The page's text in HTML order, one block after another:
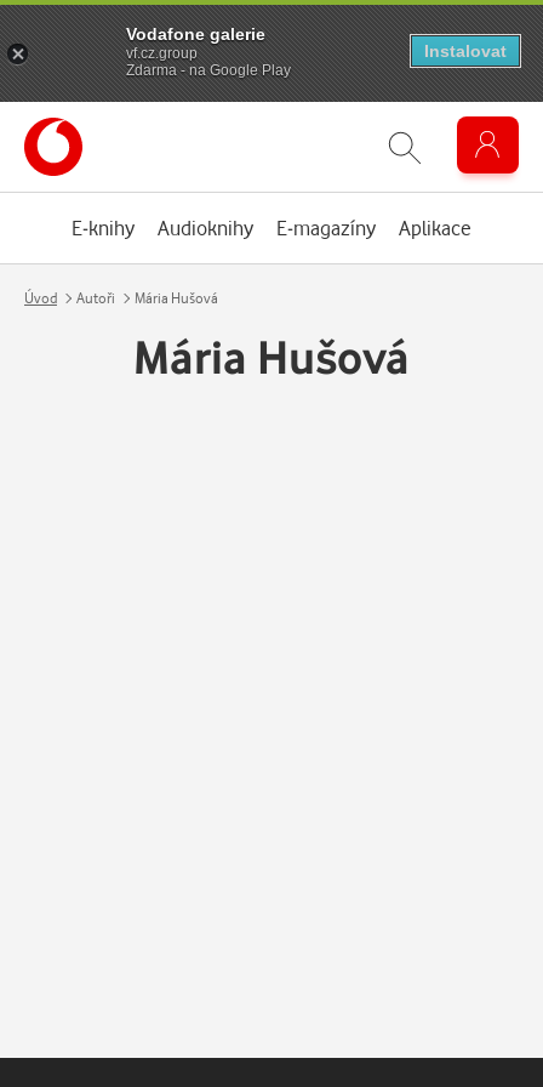
E-knihy Audioknihy E-magazíny Aplikace
Úvod Autoři Mária Hušová
Mária Hušová
Vodafone galerie
vf.cz.group
Zdarma - na Google Play
Instalovat